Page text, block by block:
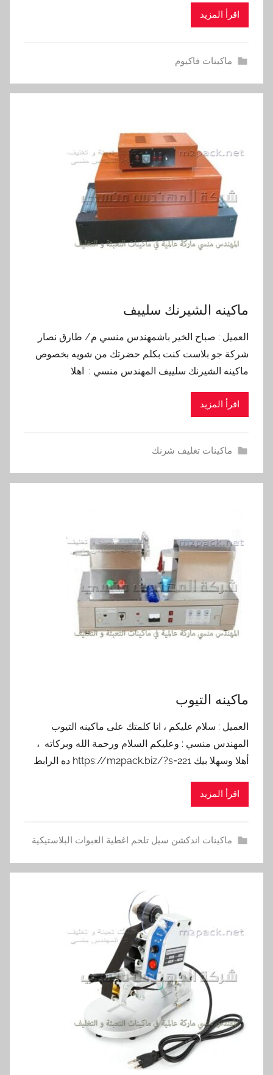
اقرأ المزيد
ماكينات فاكيوم
ماكينه الشيرنك سلييف
العميل : صباح الخير باشمهندس منسي م/ طارق نصار
شركة جو بلاست كنت بكلم حضرتك من شويه بخصوص
ماكينه الشيرنك سلييف المهندس منسي : اهلا
اقرأ المزيد
ماكينات تغليف شرنك
ماكينه التيوب
العميل : سلام عليكم ، انا كلمتك على ماكينه التيوب
المهندس منسي : وعليكم السلام ورحمة الله وبركاته ،
أهلا وسهلا بيك https://m2pack.biz/?s=221 ده الرابط
اقرأ المزيد
ماكينات اندكشن سيل تلحم اغطية العبوات البلاستيكية